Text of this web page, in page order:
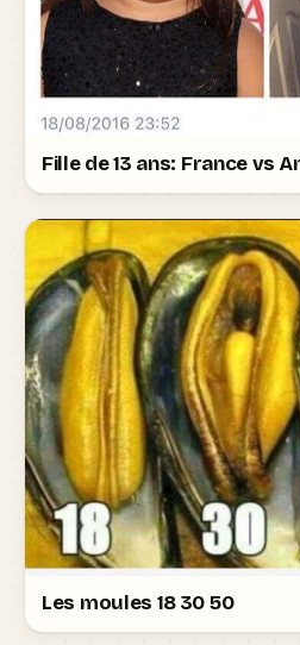
Fille de 13 ans: France vs
Les moules 18 30 50